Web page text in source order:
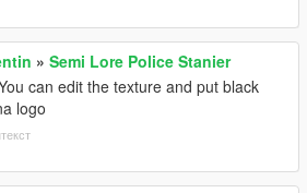
» Semi Lore Police Stanier
can edit the texture and put black
logo